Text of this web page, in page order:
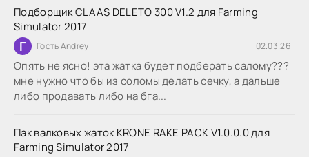
Подборщик CLAAS DELETO 300 V1.2 для Farming
Simulator 2017
Г Гость Andrey 02.03.26
Опять не ясно! эта жатка будет подберать салому???
мне нужно что бы из соломы делать сечку, а дальше
либо продавать либо на бга...
Пак валковых жаток KRONE RAKE PACK V1.0.0.0 для
Farming Simulator 2017